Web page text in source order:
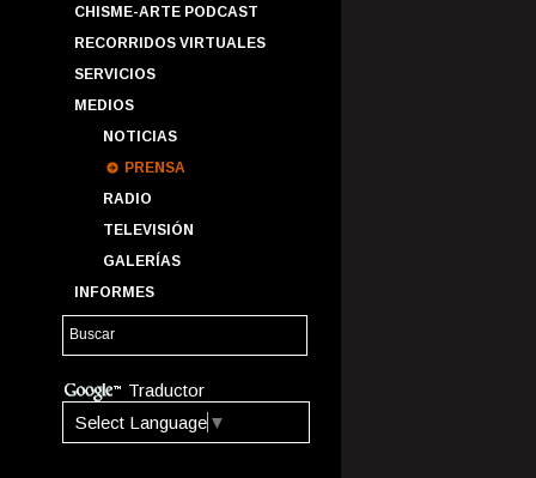
CHISME-ARTE PODCAST
RECORRIDOS VIRTUALES
SERVICIOS
MEDIOS
NOTICIAS
PRENSA
RADIO
TELEVISIÓN
GALERÍAS
INFORMES
Traductor
Select Language ▼